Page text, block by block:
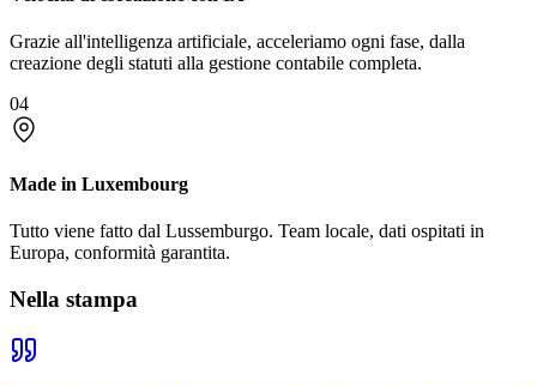
Grazie all'intelligenza artificiale, acceleriamo ogni fase, dalla
creazione degli statuti alla gestione contabile completa.
04
Made in Luxembourg
Tutto viene fatto dal Lussemburgo. Team locale, dati ospitati in
Europa, conformità garantita.
Nella stampa